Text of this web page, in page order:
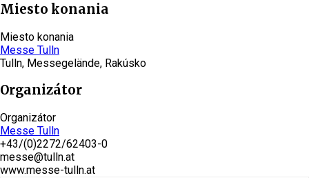
Miesto konania
Miesto konania
Messe Tulln
Tulln, Messegelände, Rakúsko
Organizátor
Organizátor
Messe Tulln
+43/(0)2272/62403-0
messe@tulln.at
www.messe-tulln.at